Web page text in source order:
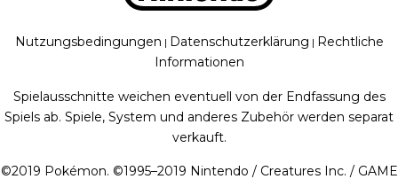
Nutzungsbedingungen | Datenschutzerklärung | Rechtliche
Informationen
Spielausschnitte weichen eventuell von der Endfassung des
Spiels ab. Spiele, System und anderes Zubehör werden separat
verkauft.
©2019 Pokémon. ©1995–2019 Nintendo / Creatures Inc. / GAME